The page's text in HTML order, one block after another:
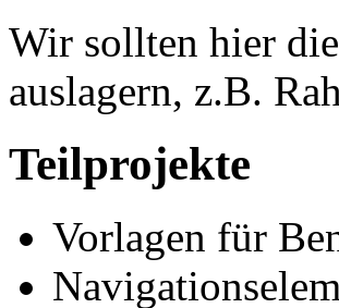
Wir sollten hier
auslagern, z.B.
Teilprojekte
Vorlagen für